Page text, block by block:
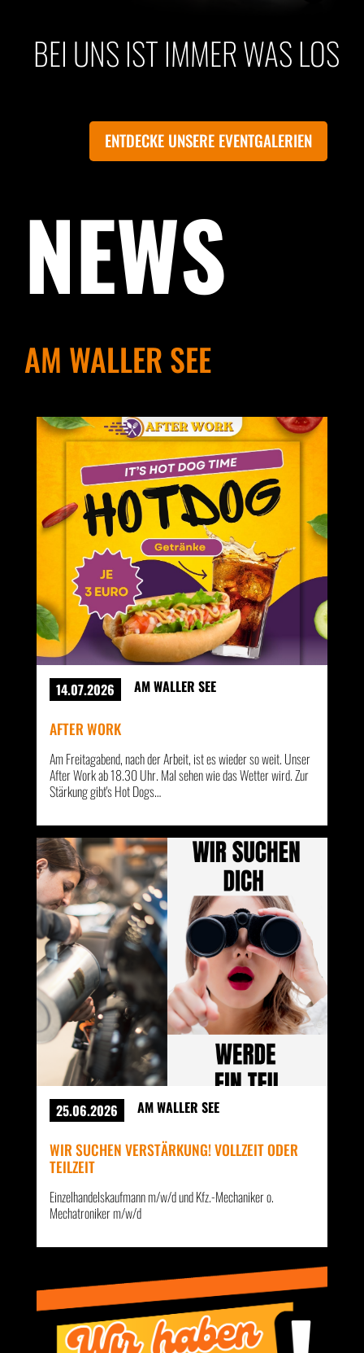
BEI UNS IST IMMER WAS LOS
ENTDECKE UNSERE EVENTGALERIEN
NEWS
AM WALLER SEE
14.07.2026 AM WALLER SEE
AFTER WORK
Am Freitagabend, nach der Arbeit, ist es wieder so weit. Unser
After Work ab 18.30 Uhr. Mal sehen wie das Wetter wird. Zur
Stärkung gibt's Hot Dogs…
25.06.2026 AM WALLER SEE
WIR SUCHEN VERSTÄRKUNG! VOLLZEIT ODER
TEILZEIT
Einzelhandelskaufmann m/w/d und Kfz.-Mechaniker o.
Mechatroniker m/w/d